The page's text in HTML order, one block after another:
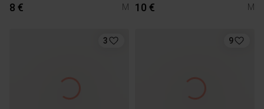
8 € M 10 € M
3 9